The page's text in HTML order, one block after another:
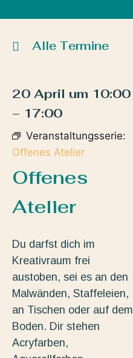
Alle Termine
20 April um 10:00
– 17:00
Veranstaltungsserie:
Offenes Atelier
Offenes
Atelier
Du darfst dich im
Kreativraum frei
austoben, sei es an den
Malwänden, Staffeleien,
an Tischen oder auf dem
Boden. Dir stehen
Acryfarben,